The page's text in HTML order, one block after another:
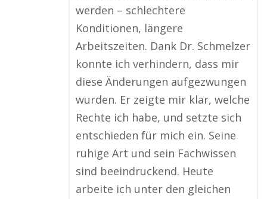
werden – schlechtere
Konditionen, längere
Arbeitszeiten. Dank Dr. Schmelzer
konnte ich verhindern, dass mir
diese Änderungen aufgezwungen
wurden. Er zeigte mir klar, welche
Rechte ich habe, und setzte sich
entschieden für mich ein. Seine
ruhige Art und sein Fachwissen
sind beeindruckend. Heute
arbeite ich unter den gleichen